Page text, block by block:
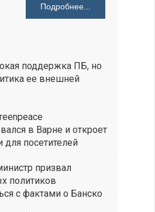
Подробнее...
поддержка ПБ, но
ее внешней
в Варне и откроет
для посетителей
призвал
политиков
с фактами о Банско